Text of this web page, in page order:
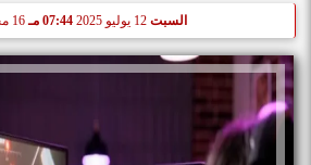
السبت 12 يوليو 2025 07:44 مـ 16 محرّم 1447